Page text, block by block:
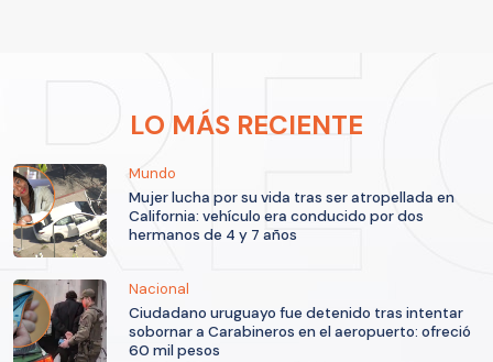
LO MÁS RECIENTE
Mundo
Mujer lucha por su vida tras ser atropellada en
California: vehículo era conducido por dos
hermanos de 4 y 7 años
Nacional
Ciudadano uruguayo fue detenido tras intentar
sobornar a Carabineros en el aeropuerto: ofreció
60 mil pesos